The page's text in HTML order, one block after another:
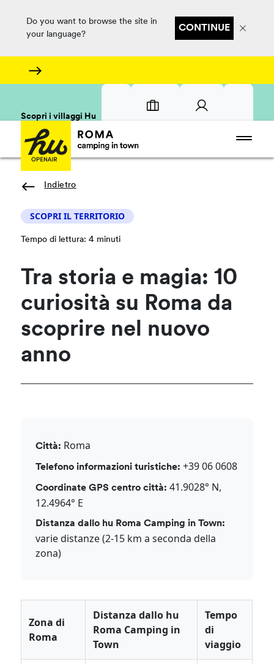
Do you want to browse the site in
your language?
CONTINUE
Scopri i villaggi Hu
Indietro
SCOPRI IL TERRITORIO
Tempo di lettura: 4 minuti
Tra storia e magia: 10
curiosità su Roma da
scoprire nel nuovo
anno
Città: Roma
Telefono informazioni turistiche: +39 06 0608
Coordinate GPS centro città: 41.9028° N,
12.4964° E
Distanza dallo hu Roma Camping in Town:
varie distanze (2-15 km a seconda della
zona)
Zona di
Roma
Distanza dallo hu
Roma Camping in
Town
Tempo
di
viaggio